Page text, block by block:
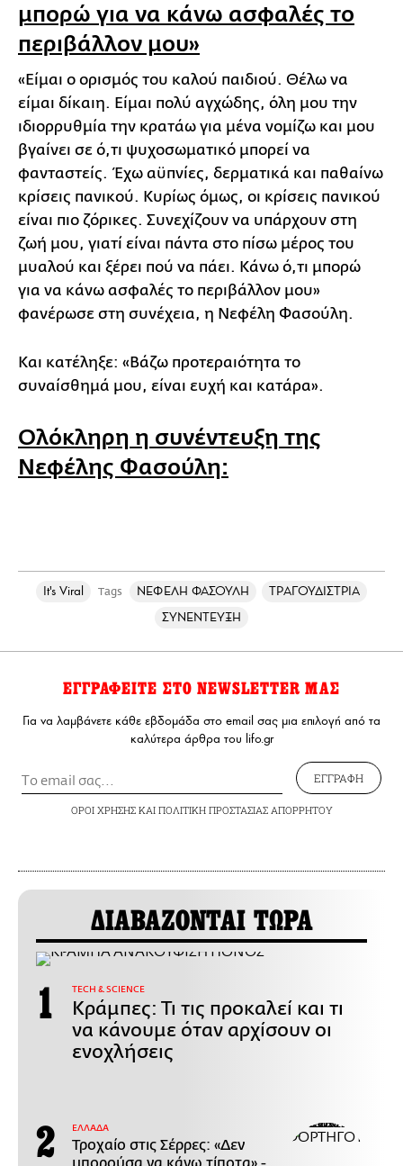
μπορώ για να κάνω ασφαλές το
περιβάλλον μου»
«Είμαι ο ορισμός του καλού παιδιού. Θέλω να
είμαι δίκαιη. Είμαι πολύ αγχώδης, όλη μου την
ιδιορρυθμία την κρατάω για μένα νομίζω και μου
βγαίνει σε ό,τι ψυχοσωματικό μπορεί να
φανταστείς. Έχω αϋπνίες, δερματικά και παθαίνω
κρίσεις πανικού. Κυρίως όμως, οι κρίσεις πανικού
είναι πιο ζόρικες. Συνεχίζουν να υπάρχουν στη
ζωή μου, γιατί είναι πάντα στο πίσω μέρος του
μυαλού και ξέρει πού να πάει. Κάνω ό,τι μπορώ
για να κάνω ασφαλές το περιβάλλον μου»
φανέρωσε στη συνέχεια, η Νεφέλη Φασούλη.
Και κατέληξε: «Βάζω προτεραιότητα το
συναίσθημά μου, είναι ευχή και κατάρα».
Ολόκληρη η συνέντευξη της
Νεφέλης Φασούλη:
It's Viral Tags ΝΕΦΕΛΗ ΦΑΣΟΥΛΗ
ΤΡΑΓΟΥΔΙΣΤΡΙΑ
ΣΥΝΕΝΤΕΥΞΗ
ΕΓΓΡΑΦΕΙΤΕ ΣΤΟ NEWSLETTER ΜΑΣ
Για να λαμβάνετε κάθε εβδομάδα στο email σας μια επιλογή από τα
καλύτερα άρθρα του lifo.gr
ΕΓΓΡΑΦΗ
ΟΡΟΙ ΧΡΗΣΗΣΚΑΙ ΠΟΛΙΤΙΚΗ ΠΡΟΣΤΑΣΙΑΣ ΑΠΟΡΡΗΤΟΥ
ΔΙΑΒΑΖΟΝΤΑΙ ΤΩΡΑ
ΤECH & SCIENCE
Κράμπες: Τι τις προκαλεί και τι
να κάνουμε όταν αρχίσουν οι
ενοχλήσεις
ΕΛΛΑΔΑ
Τροχαίο στις Σέρρες: «Δεν